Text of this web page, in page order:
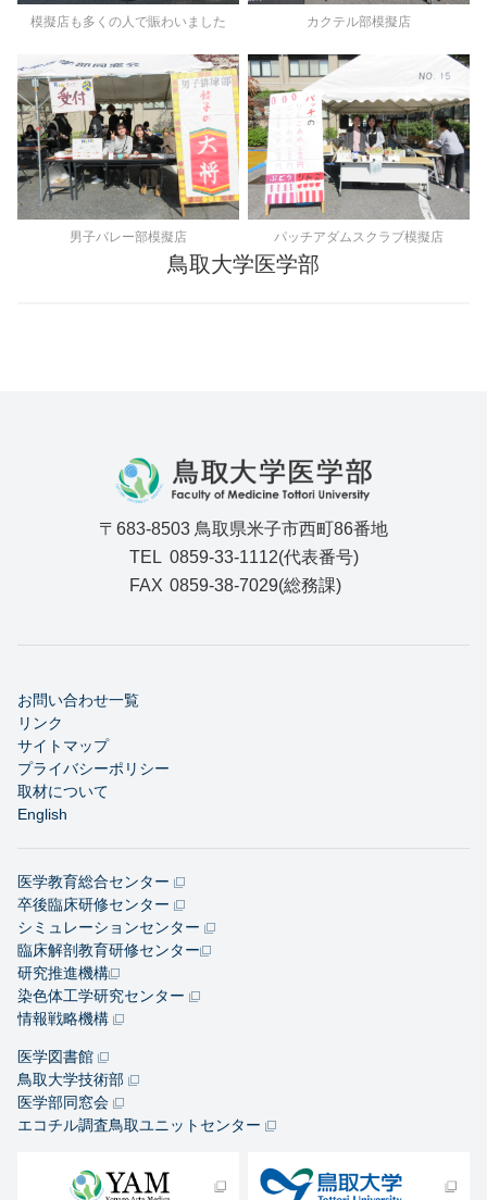
模擬店も多くの人で賑わいました カクテル部模擬店
男子バレー部模擬店 パッチアダムスクラブ模擬店
鳥取大学医学部
〒683-8503 鳥取県米子市西町86番地
TEL 0859-33-1112(代表番号)
FAX 0859-38-7029(総務課)
お問い合わせ一覧
リンク
サイトマップ
プライバシーポリシー
取材について
English
医学教育総合センター
卒後臨床研修センター
シミュレーションセンター
臨床解剖教育研修センター
研究推進機構
染色体工学研究センター
情報戦略機構
医学図書館
鳥取大学技術部
医学部同窓会
エコチル調査鳥取ユニットセンター